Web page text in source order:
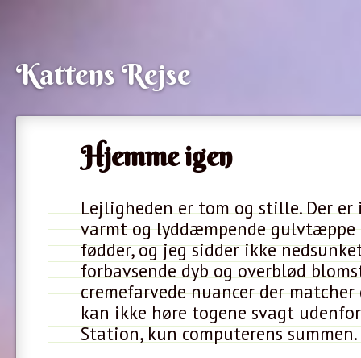
Kattens Rejse
Hjemme igen
Lejligheden er tom og stille. Der
varmt og lyddæmpende gulvtæppe
fødder, og jeg sidder ikke
forbavsende dyb og overblød
cremefarvede nuancer der
kan ikke høre togene svagt
Station, kun computerens summen.